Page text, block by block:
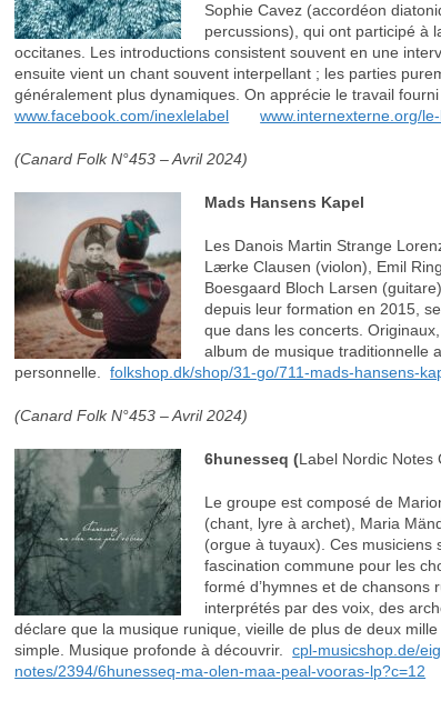
Sophie Cavez (accordéon
percussions), qui ont participé à
occitanes. Les introductions consistent souvent en une
ensuite vient un chant souvent interpellant ; les parties
généralement plus dynamiques. On apprécie le travail
www.facebook.com/inexlelabel
www.internexterne.org/
(Canard Folk N°453 – Avril 2024)
Mads Hansens Kapel
Les Danois Martin Strange
Lærke Clausen (violon), Emil
Boesgaard Bloch Larsen
depuis leur formation en 2015,
que dans les concerts.
album de musique traditionnelle
personnelle.folkshop.dk/shop/31-go/711-mads-hansens-
(Canard Folk N°453 – Avril 2024)
6hunesseq (Label Nordic Notes
Le groupe est composé de
(chant, lyre à archet), Maria
(orgue à tuyaux). Ces
fascination commune pour les
formé d’hymnes et de chansons
interprétés par des voix, des
déclare que la musique runique, vieille de plus de deux
simple. Musique profonde à découvrir.cpl-musicshop.de/
notes/2394/6hunesseq-ma-olen-maa-peal-vooras-lp?c=12